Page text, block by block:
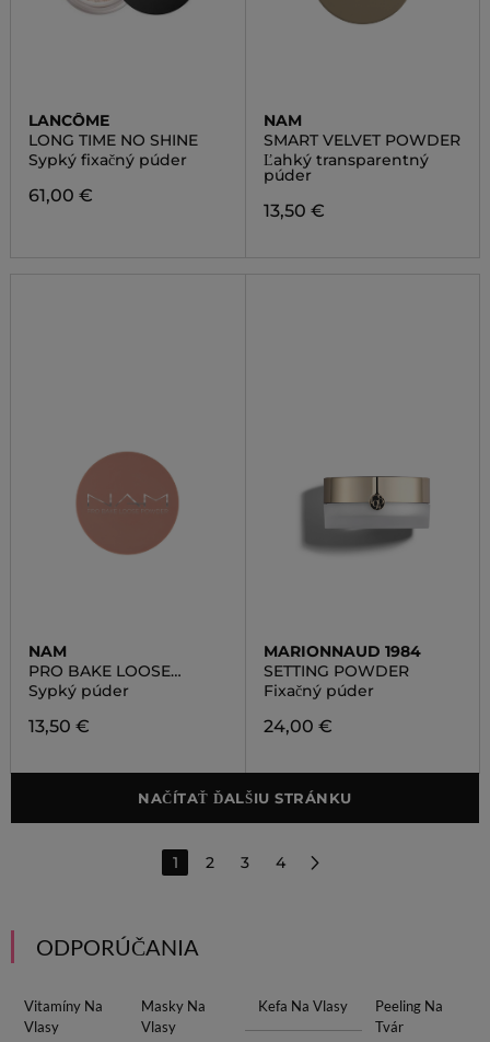
LANCÔME
LONG TIME NO SHINE
Sypký fixačný púder
61,00 €
NAM
SMART VELVET POWDER
Ľahký transparentný
púder
13,50 €
NAM
PRO BAKE LOOSE
POWDER
Sypký púder
13,50 €
MARIONNAUD 1984
SETTING POWDER
Fixačný púder
24,00 €
NAČÍTAŤ ĎALŠIU STRÁNKU
1 2 3 4
ODPORÚČANIA
Vitamíny Na
Vlasy
Masky Na
Vlasy
Kefa Na Vlasy
Peeling Na
Tvár